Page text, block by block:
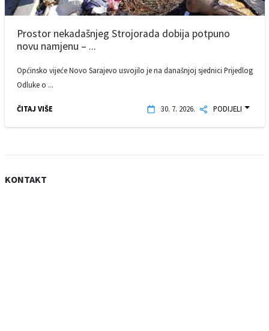
Prostor nekadašnjeg Strojorada dobija potpuno
novu namjenu – ...
Općinsko vijeće Novo Sarajevo usvojilo je na današnjoj sjednici Prijedlog
Odluke o ...
ČITAJ VIŠE 30. 7. 2026. PODIJELI
KONTAKT